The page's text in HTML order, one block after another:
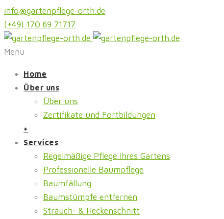
info@gartenpflege-orth.de
(+49) 170 69 71717
Menu
Home
Über uns
Über uns
Zertifikate und Fortbildungen
+
Services
Regelmäßige Pflege Ihres Gartens
Professionelle Baumpflege
Baumfällung
Baumstümpfe entfernen
Strauch- & Heckenschnitt